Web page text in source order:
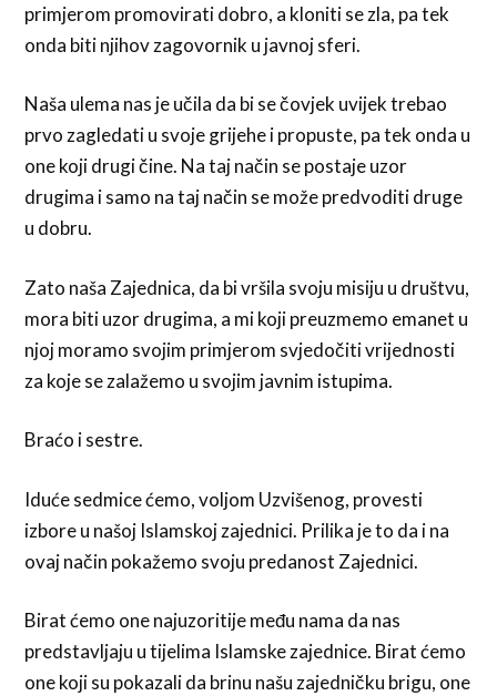
primjerom promovirati dobro, a kloniti se zla, pa tek
onda biti njihov zagovornik u javnoj sferi.
Naša ulema nas je učila da bi se čovjek uvijek trebao
prvo zagledati u svoje grijehe i propuste, pa tek onda u
one koji drugi čine. Na taj način se postaje uzor
drugima i samo na taj način se može predvoditi druge
u dobru.
Zato naša Zajednica, da bi vršila svoju misiju u društvu,
mora biti uzor drugima, a mi koji preuzmemo emanet u
njoj moramo svojim primjerom svjedočiti vrijednosti
za koje se zalažemo u svojim javnim istupima.
Braćo i sestre.
Iduće sedmice ćemo, voljom Uzvišenog, provesti
izbore u našoj Islamskoj zajednici. Prilika je to da i na
ovaj način pokažemo svoju predanost Zajednici.
Birat ćemo one najuzoritije među nama da nas
predstavljaju u tijelima Islamske zajednice. Birat ćemo
one koji su pokazali da brinu našu zajedničku brigu, one